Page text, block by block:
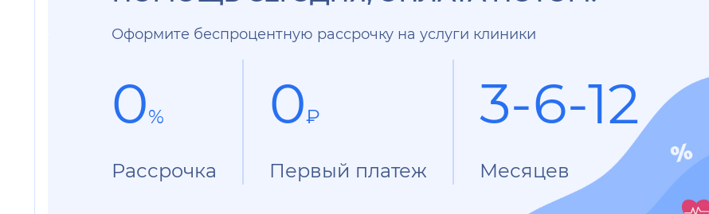
Оформите беспроцентную рассрочку на услуги клиники
0%
Рассрочка
0₽
Первый платеж
3-6-12
Месяцев